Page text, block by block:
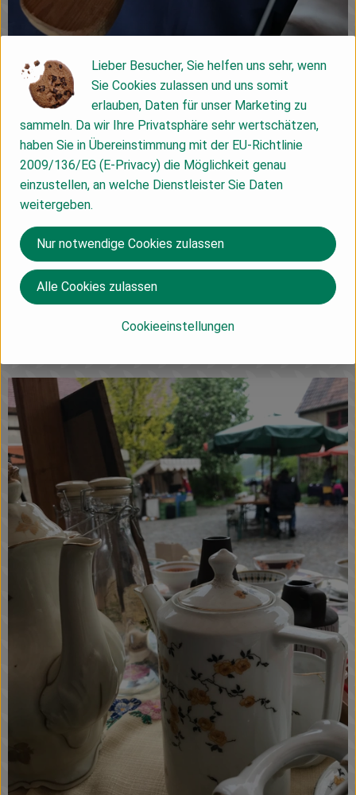
Lieber Besucher, Sie helfen uns sehr, wenn
Sie Cookies zulassen und uns somit
erlauben, Daten für unser Marketing zu
sammeln. Da wir Ihre Privatsphäre sehr wertschätzen,
haben Sie in Übereinstimmung mit der EU-Richtlinie
2009/136/EG (E-Privacy) die Möglichkeit genau
einzustellen, an welche Dienstleister Sie Daten
weitergeben.
Cookieeinstellungen
Nur notwendige Cookies zulassen
Alle Cookies zulassen